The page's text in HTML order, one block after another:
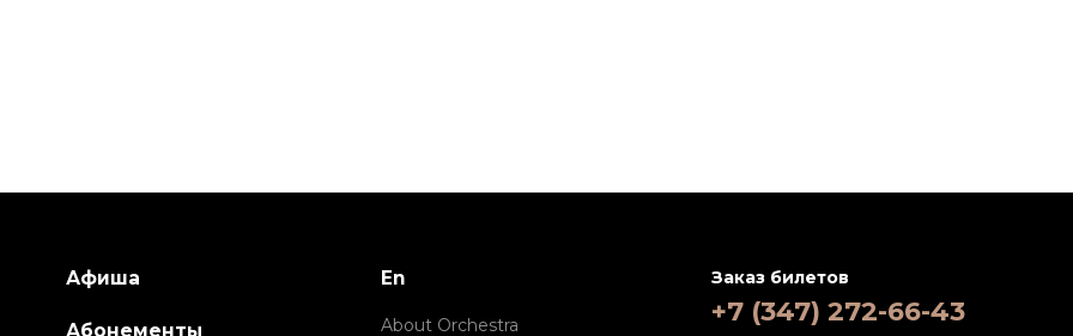
Афиша
Абонементы
En
About Orchestra
Заказ билетов
+7 (347) 272-66-43